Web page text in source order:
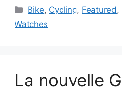
Catégories
Bike, Cycling, Featured ,
Watches
La nouvelle